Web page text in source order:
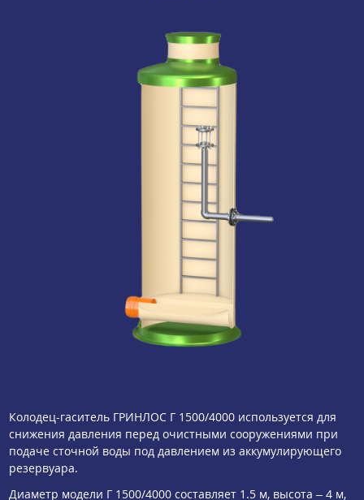
Колодец-гаситель ГРИНЛОС Г 1500/4000 используется для
снижения давления перед очистными сооружениями при
подаче сточной воды под давлением из аккумулирующего
резервуара.
Диаметр модели Г 1500/4000 составляет 1.5 м, высота – 4 м,